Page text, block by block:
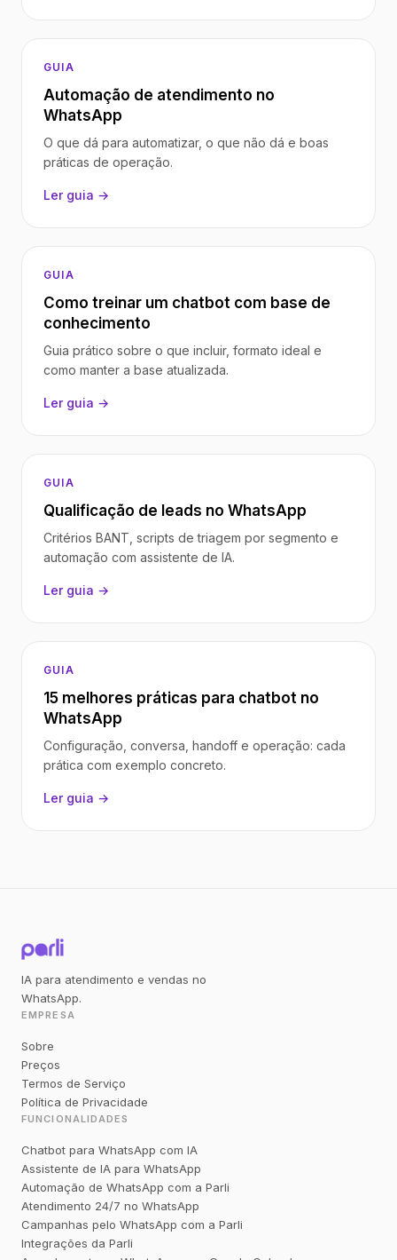
GUIA
Automação de atendimento no
WhatsApp
O que dá para automatizar, o que não dá e boas
práticas de operação.
Ler guia →
GUIA
Como treinar um chatbot com base de
conhecimento
Guia prático sobre o que incluir, formato ideal e
como manter a base atualizada.
Ler guia →
GUIA
Qualificação de leads no WhatsApp
Critérios BANT, scripts de triagem por segmento e
automação com assistente de IA.
Ler guia →
GUIA
15 melhores práticas para chatbot no
WhatsApp
Configuração, conversa, handoff e operação: cada
prática com exemplo concreto.
Ler guia →
IA para atendimento e vendas no
WhatsApp.
EMPRESA
Sobre
Preços
Termos de Serviço
Política de Privacidade
FUNCIONALIDADES
Chatbot para WhatsApp com IA
Assistente de IA para WhatsApp
Automação de WhatsApp com a Parli
Atendimento 24/7 no WhatsApp
Campanhas pelo WhatsApp com a Parli
Integrações da Parli